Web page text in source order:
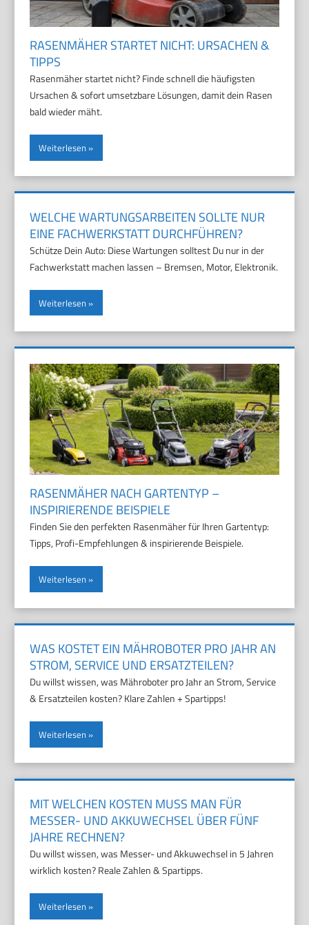
RASENMÄHER STARTET NICHT: URSACHEN &
TIPPS
Rasenmäher startet nicht? Finde schnell die häufigsten
Ursachen & sofort umsetzbare Lösungen, damit dein Rasen
bald wieder mäht.
Weiterlesen
WELCHE WARTUNGSARBEITEN SOLLTE NUR
EINE FACHWERKSTATT DURCHFÜHREN?
Schütze Dein Auto: Diese Wartungen solltest Du nur in der
Fachwerkstatt machen lassen – Bremsen, Motor, Elektronik.
Weiterlesen
RASENMÄHER NACH GARTENTYP –
INSPIRIERENDE BEISPIELE
Finden Sie den perfekten Rasenmäher für Ihren Gartentyp:
Tipps, Profi-Empfehlungen & inspirierende Beispiele.
Weiterlesen
WAS KOSTET EIN MÄHROBOTER PRO JAHR AN
STROM, SERVICE UND ERSATZTEILEN?
Du willst wissen, was Mähroboter pro Jahr an Strom, Service
& Ersatzteilen kosten? Klare Zahlen + Spartipps!
Weiterlesen
MIT WELCHEN KOSTEN MUSS MAN FÜR
MESSER- UND AKKUWECHSEL ÜBER FÜNF
JAHRE RECHNEN?
Du willst wissen, was Messer- und Akkuwechsel in 5 Jahren
wirklich kosten? Reale Zahlen & Spartipps.
Weiterlesen